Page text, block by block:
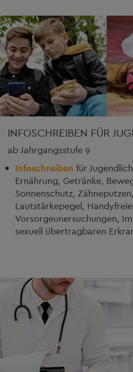
INFOSCHREIBEN FÜR
ab Jahrgangsstufe 9
Infoschreiben für
Ernährung, Getränke,
Sonnenschutz,
Lautstärkepegel,
Vorsorgeunersuchungen,
sexuell übertragbaren